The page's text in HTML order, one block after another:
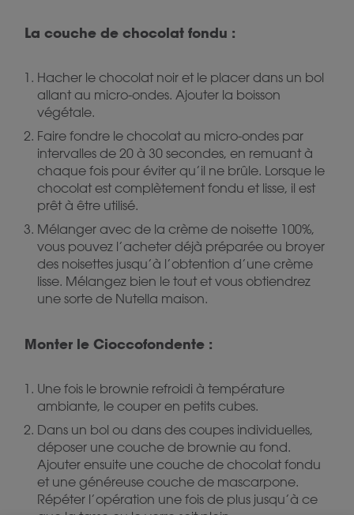
La couche de chocolat fondu :
Hacher le chocolat noir et le placer dans un bol
allant au micro-ondes. Ajouter la boisson
végétale.
Faire fondre le chocolat au micro-ondes par
intervalles de 20 à 30 secondes, en remuant à
chaque fois pour éviter qu’il ne brûle. Lorsque le
chocolat est complètement fondu et lisse, il est
prêt à être utilisé.
Mélanger avec de la crème de noisette 100%,
vous pouvez l’acheter déjà préparée ou broyer
des noisettes jusqu’à l’obtention d’une crème
lisse. Mélangez bien le tout et vous obtiendrez
une sorte de Nutella maison.
Monter le Cioccofondente :
Une fois le brownie refroidi à température
ambiante, le couper en petits cubes.
Dans un bol ou dans des coupes individuelles,
déposer une couche de brownie au fond.
Ajouter ensuite une couche de chocolat fondu
et une généreuse couche de mascarpone.
Répéter l’opération une fois de plus jusqu’à ce